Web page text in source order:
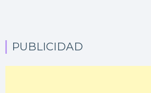
PUBLICIDAD